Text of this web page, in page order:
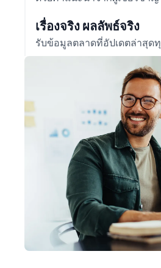
เรื่องจริง ผลลัพธ์จริง
รับข้อมูลตลาดที่อัปเดตล่าสุด